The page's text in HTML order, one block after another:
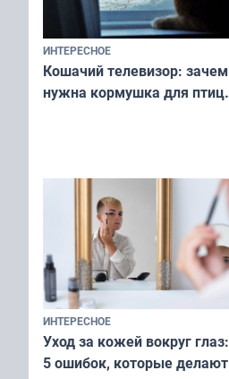
ИНТЕРЕСНОЕ
Кошачий телевизор: зачем
нужна кормушка для птиц
ИНТЕРЕСНОЕ
Уход за кожей вокруг глаз:
5 ошибок, которые делают